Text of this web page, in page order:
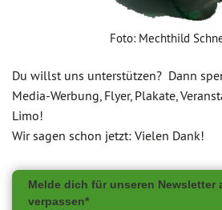
Foto: Mechthild
Du willst uns unterstützen? Dann
Media-Werbung, Flyer, Plakate,
Limo!
Wir sagen schon jetzt: Vielen Dank!
Melde dich für unseren Newsletter
verpassen*